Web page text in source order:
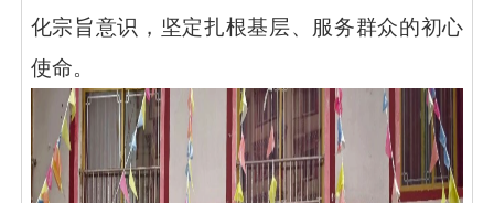
化宗旨意识，坚定扎根基层、服务群众的初心
使命。